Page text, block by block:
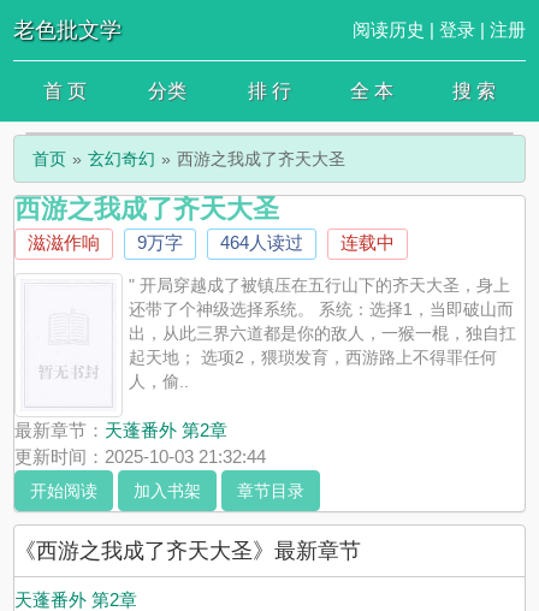
老色批文学 阅读历史 | 登录| 注册
首 页 分类 排 行 全 本 搜 索
首页 玄幻奇幻 西游之我成了齐天大圣
西游之我成了齐天大圣
滋滋作响 9万字 464人读过 连载中
" 开局穿越成了被镇压在五行山下的齐天大圣，身上
还带了个神级选择系统。 系统：选择1，当即破山而
出，从此三界六道都是你的敌人，一猴一棍，独自扛
起天地； 选项2，猥琐发育，西游路上不得罪任何
人，偷..
最新章节： 天蓬番外 第2章
更新时间：2025-10-03 21:32:44
开始阅读 加入书架 章节目录
《西游之我成了齐天大圣》最新章节
天蓬番外 第2章